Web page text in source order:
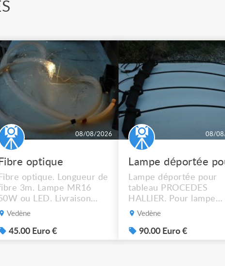
08/08/2026
Fibre optique
Fibre optique. Longueur de
3m. Lampe MR16
ou LED. Livraison
possible.
Vedène
45.00 Euro €
08/
Lampe déportée pour
tableau PROCEDES
HALLIER. Pour lampe
MR16 halogène ou LED
possible. 90€ le lot de 4.
Vedène
90.00 Euro €